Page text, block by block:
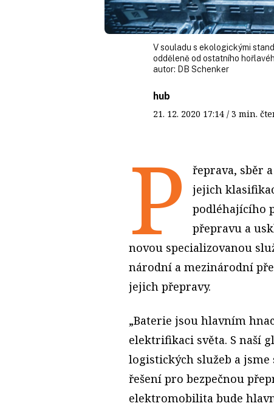
V souladu s ekologickými
odděleně od ostatního
autor: DB Schenker
hub
21. 12. 2020 17:14 / 3 min.
P
řeprava, sběr
jejich
podléhajícího
přepravu a
novou specializovanou
národní a mezinárodní
jejich přepravy.
„Baterie jsou hlavním
elektrifikaci světa. S naší
logistických služeb a
řešení pro bezpečnou
elektromobilita bude